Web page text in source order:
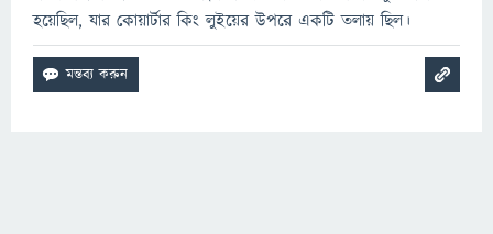
হয়েছিল, যার কোয়ার্টার কিং লুইয়ের উপরে একটি তলায় ছিল।